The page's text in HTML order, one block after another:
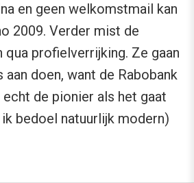
en geen welkomstmail kan
2009. Verder mist de
qua profielverrijking. Ze gaan
doen, want de Rabobank
de pionier als het gaat
bedoel natuurlijk modern)